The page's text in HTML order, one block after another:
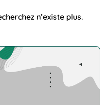
n’existe plus.